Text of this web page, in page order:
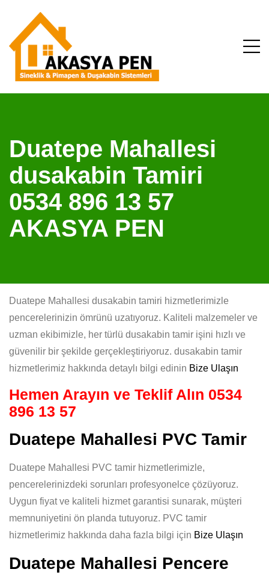
Duatepe Mahallesi
dusakabin Tamiri
0534 896 13 57
AKASYA PEN
Duatepe Mahallesi dusakabin tamiri hizmetlerimizle
pencerelerinizin ömrünü uzatıyoruz. Kaliteli malzemeler ve
uzman ekibimizle, her türlü dusakabin tamir işini hızlı ve
güvenilir bir şekilde gerçekleştiriyoruz. dusakabin tamir
hizmetlerimiz hakkında detaylı bilgi edinin Bize Ulaşın
Hemen Arayın ve Teklif Alın 0534
896 13 57
Duatepe Mahallesi PVC Tamir
Duatepe Mahallesi PVC tamir hizmetlerimizle,
pencerelerinizdeki sorunları profesyonelce çözüyoruz.
Uygun fiyat ve kaliteli hizmet garantisi sunarak, müşteri
memnuniyetini ön planda tutuyoruz. PVC tamir
hizmetlerimiz hakkında daha fazla bilgi için Bize Ulaşın
Duatepe Mahallesi Pencere